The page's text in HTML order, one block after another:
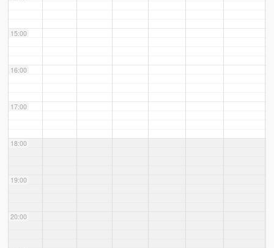
15:00
16:00
17:00
18:00
19:00
20:00